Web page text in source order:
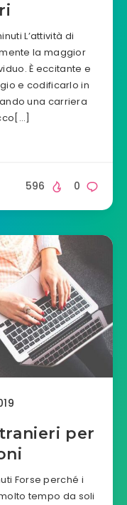
L’attività di
la maggior
È eccitante e
e codificarlo in
una carriera
0
596
per
Forse perché i
tempo da soli